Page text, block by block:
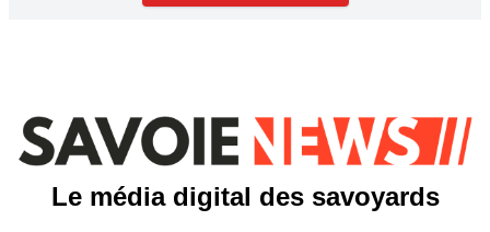
Le média digital des savoyards